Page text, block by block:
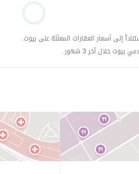
إلى أسعار العقارات المعلَنَة على بيوت.
خلال آخر 3 شهور.